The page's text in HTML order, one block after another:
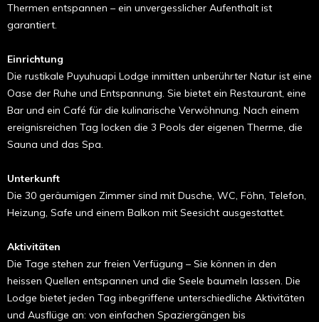
Thermen entspannen – ein unvergesslicher Aufenthalt ist
garantiert.
Einrichtung
Die rustikale Puyuhuapi Lodge inmitten unberührter Natur ist eine
Oase der Ruhe und Entspannung. Sie bietet ein Restaurant, eine
Bar und ein Café für die kulinarische Verwöhnung. Nach einem
ereignisreichen Tag locken die 3 Pools der eigenen Therme, die
Sauna und das Spa.
Unterkunft
Die 30 geräumigen Zimmer sind mit Dusche, WC, Föhn, Telefon,
Heizung, Safe und einem Balkon mit Seesicht ausgestattet.
Aktivitäten
Die Tage stehen zur freien Verfügung – Sie können in den
heissen Quellen entspannen und die Seele baumeln lassen. Die
Lodge bietet jeden Tag inbegriffene unterschiedliche Aktivitäten
und Ausflüge an: von einfachen Spaziergängen bis